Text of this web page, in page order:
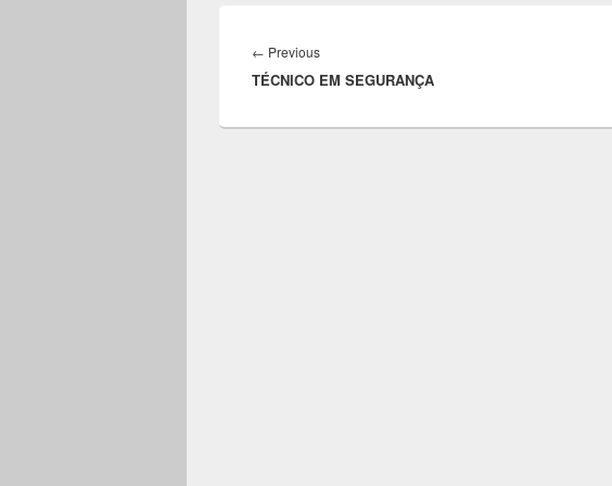
de
Post
← PreviousPrevious
post:
TÉCNICO EM SEGURANÇA